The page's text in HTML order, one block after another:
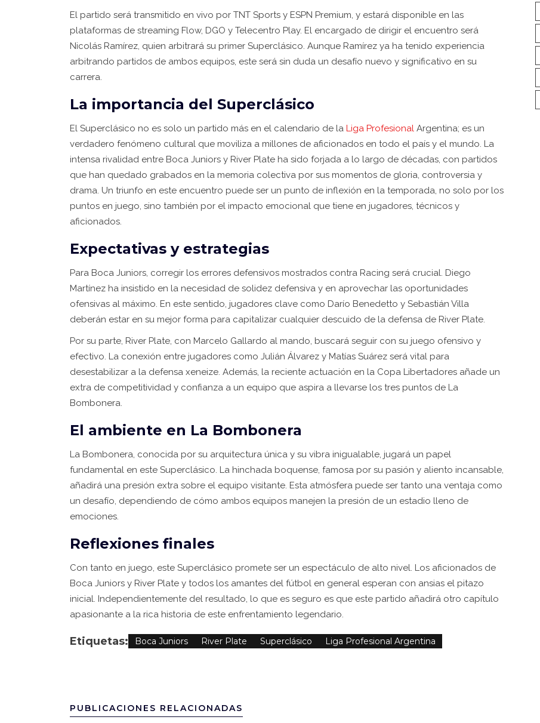
El partido será transmitido en vivo por TNT Sports y ESPN Premium, y estará disponible en las
plataformas de streaming Flow, DGO y Telecentro Play. El encargado de dirigir el encuentro será
Nicolás Ramírez, quien arbitrará su primer Superclásico. Aunque Ramírez ya ha tenido experiencia
arbitrando partidos de ambos equipos, este será sin duda un desafío nuevo y significativo en su
carrera.
La importancia del Superclásico
El Superclásico no es solo un partido más en el calendario de la Liga Profesional Argentina; es un
verdadero fenómeno cultural que moviliza a millones de aficionados en todo el país y el mundo. La
intensa rivalidad entre Boca Juniors y River Plate ha sido forjada a lo largo de décadas, con partidos
que han quedado grabados en la memoria colectiva por sus momentos de gloria, controversia y
drama. Un triunfo en este encuentro puede ser un punto de inflexión en la temporada, no solo por los
puntos en juego, sino también por el impacto emocional que tiene en jugadores, técnicos y
aficionados.
Expectativas y estrategias
Para Boca Juniors, corregir los errores defensivos mostrados contra Racing será crucial. Diego
Martínez ha insistido en la necesidad de solidez defensiva y en aprovechar las oportunidades
ofensivas al máximo. En este sentido, jugadores clave como Darío Benedetto y Sebastián Villa
deberán estar en su mejor forma para capitalizar cualquier descuido de la defensa de River Plate.
Por su parte, River Plate, con Marcelo Gallardo al mando, buscará seguir con su juego ofensivo y
efectivo. La conexión entre jugadores como Julián Álvarez y Matías Suárez será vital para
desestabilizar a la defensa xeneize. Además, la reciente actuación en la Copa Libertadores añade un
extra de competitividad y confianza a un equipo que aspira a llevarse los tres puntos de La
Bombonera.
El ambiente en La Bombonera
La Bombonera, conocida por su arquitectura única y su vibra inigualable, jugará un papel
fundamental en este Superclásico. La hinchada boquense, famosa por su pasión y aliento incansable,
añadirá una presión extra sobre el equipo visitante. Esta atmósfera puede ser tanto una ventaja como
un desafío, dependiendo de cómo ambos equipos manejen la presión de un estadio lleno de
emociones.
Reflexiones finales
Con tanto en juego, este Superclásico promete ser un espectáculo de alto nivel. Los aficionados de
Boca Juniors y River Plate y todos los amantes del fútbol en general esperan con ansias el pitazo
inicial. Independientemente del resultado, lo que es seguro es que este partido añadirá otro capítulo
apasionante a la rica historia de este enfrentamiento legendario.
Etiquetas: Boca Juniors River Plate Superclásico Liga Profesional Argentina
PUBLICACIONES RELACIONADAS